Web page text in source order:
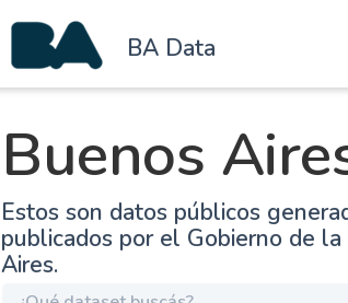
BA Data
Buenos
Estos son datos públicos
publicados por el Gobierno de la
Aires.